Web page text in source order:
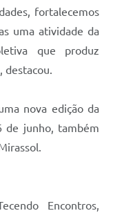
fortalecemos
uma atividade da
que produz
destacou.
nova edição da
de junho, também
Encontros,